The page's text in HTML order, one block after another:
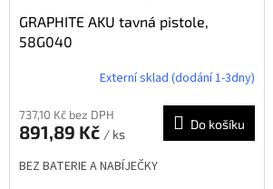
GRAPHITE AKU tavná pistole,
58G040
Externí sklad (dodání 1-3dny)
737,10 Kč bez DPH
891,89 Kč / ks
Do košíku
BEZ BATERIE A NABÍJEČKY